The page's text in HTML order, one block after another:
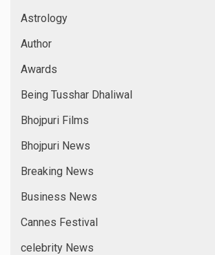
Astrology
Author
Awards
Being Tusshar Dhaliwal
Bhojpuri Films
Bhojpuri News
Breaking News
Business News
Cannes Festival
celebrity News